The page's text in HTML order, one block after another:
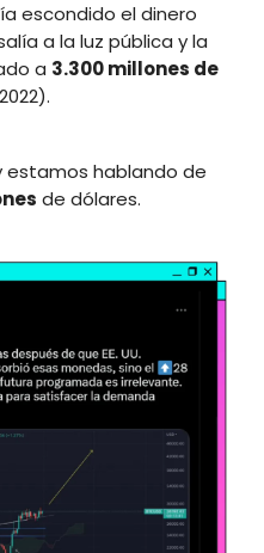
escondido el dinero
a la luz pública y la
a 3.300 millones de
estamos hablando de
de dólares.